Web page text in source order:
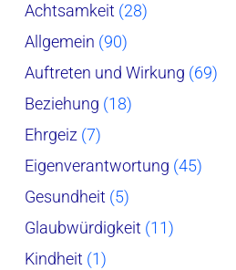
Achtsamkeit (28)
Allgemein (90)
Auftreten und Wirkung (69)
Beziehung (18)
Ehrgeiz (7)
Eigenverantwortung (45)
Gesundheit (5)
Glaubwürdigkeit (11)
Kindheit (1)